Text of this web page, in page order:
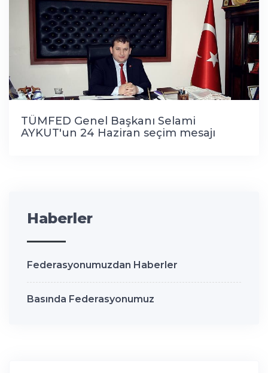
TÜMFED Genel Başkanı Selami
AYKUT'un 24 Haziran seçim mesajı
Haberler
Federasyonumuzdan Haberler
Basında Federasyonumuz